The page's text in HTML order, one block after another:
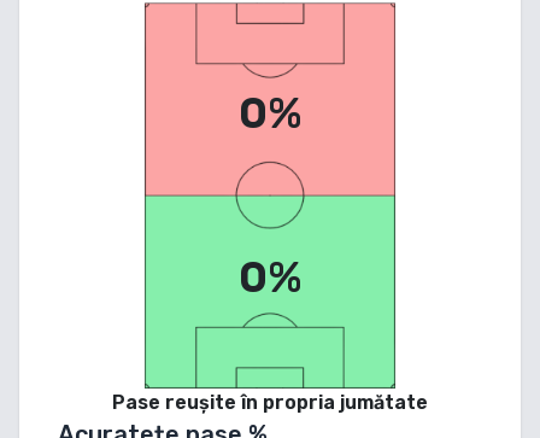
0%
0%
Pase reușite în propria jumătate